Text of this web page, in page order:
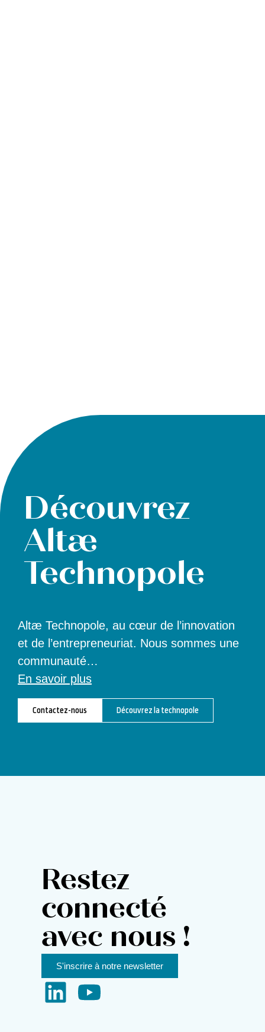
Découvrez
Altæ
Technopole
Altæ Technopole, au cœur de l’innovation
et de l’entrepreneuriat. Nous sommes une
communauté…
En savoir plus
Contactez-nous Découvrez la technopole
Restez
connecté
avec nous !
S'inscrire à notre newsletter